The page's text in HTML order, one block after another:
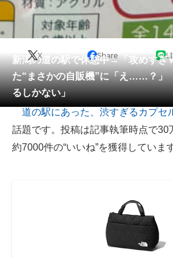
住まい 教育・育
リサーチ
会員記事
メディア
注目記事を集めた総合ページ
ITの今と未来を見通す
好きが集まる 比べて選べる
ビジネスと働き方のヒント
新潟の道の駅で休憩中→「攻めす
た“まさかの自販機”に「え……？」
るしかない」
X Share
道の駅にあった、渋すぎるカプセ
話題です。投稿は記事執筆時点で30
約7000件の“いいね”を獲得していま